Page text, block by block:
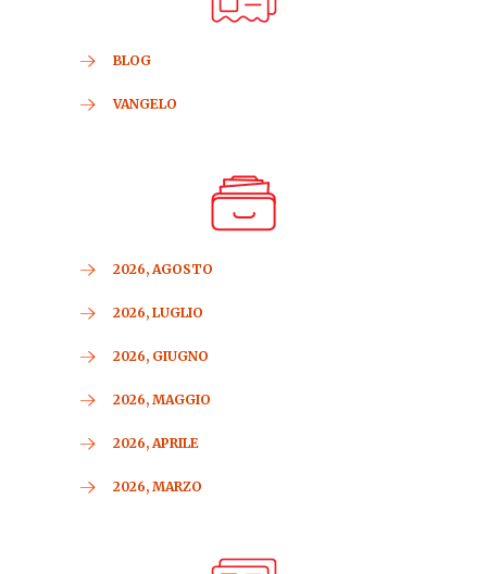
BLOG
VANGELO
2026, AGOSTO
2026, LUGLIO
2026, GIUGNO
2026, MAGGIO
2026, APRILE
2026, MARZO